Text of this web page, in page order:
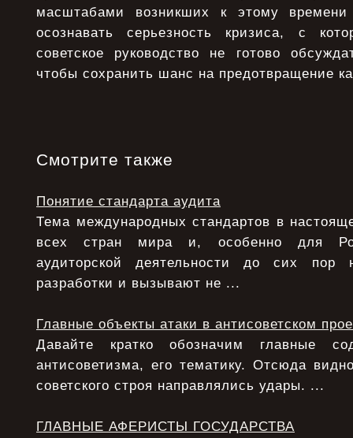
масштабами возникших к этому
осознавать серьезность кризиса, с
советское руководство не готово
чтобы сохранить шанс на предотвращение
Смотрите также
Понятие стандарта аудита
Тема международных стандартов в
всех стран мира и, особенно для
аудиторской деятельности до сих пор
разработки и вызывают не ...
Главные объекты атаки в антисоветском
Давайте кратко обозначим главные
антисоветизма, его тематику. Отсюда
советского строя направлялись удары. ...
ГЛАВНЫЕ АФЕРИСТЫ ГОСУДАРСТВА